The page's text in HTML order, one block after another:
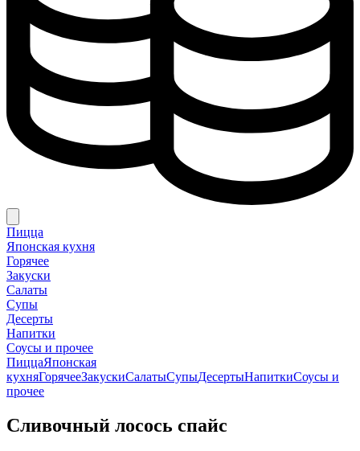
Пицца
Японская кухня
Горячее
Закуски
Салаты
Супы
Десерты
Напитки
Соусы и прочее
ПиццаЯпонская
кухняГорячееЗакускиСалатыСупыДесертыНапиткиСоусы и
прочее
Сливочный лосось спайс